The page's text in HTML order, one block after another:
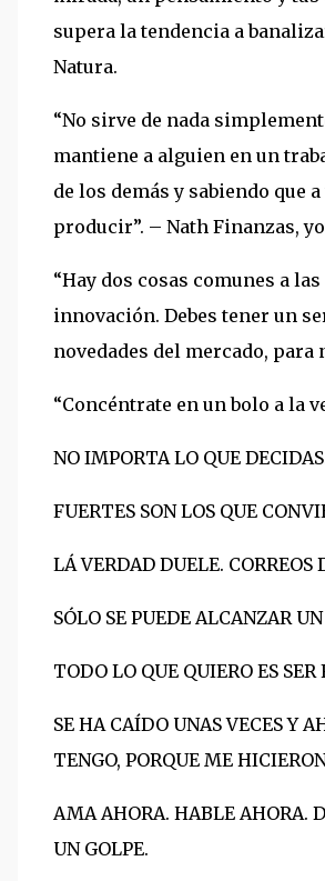
supera la tendencia a
Natura.
“No sirve de nada
mantiene a alguien en un
de los demás y sabiendo que
producir”. – Nath Finanzas,
“Hay dos cosas comunes a
innovación. Debes tener un
novedades del mercado, para
“Concéntrate en un bolo a la
NO IMPORTA LO QUE
FUERTES SON LOS QUE
LÁ VERDAD DUELE.
SÓLO SE PUEDE ALCANZAR
TODO LO QUE QUIERO ES
SE HA CAÍDO UNAS VECES Y
TENGO, PORQUE ME
AMA AHORA. HABLE AHORA.
UN GOLPE.